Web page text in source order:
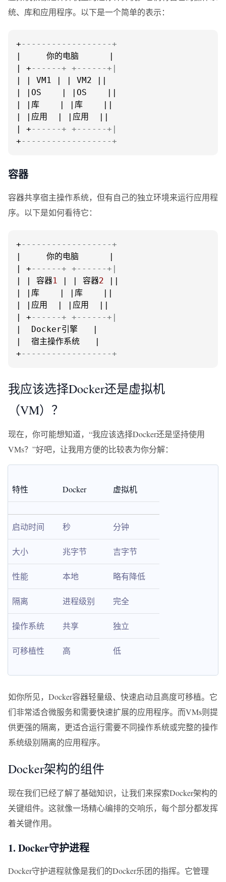
统、库和应用程序。以下是一个简单的表示：
+------------------+
|     你的电脑      |
| +------+ +------+|
| | VM1 | | VM2 ||
| |OS    | |OS    ||
| |库    | |库    ||
| |应用  | |应用  ||
| +------+ +------+|
+------------------+
容器
容器共享宿主操作系统，但有自己的独立环境来运行应用程
序。以下是如何看待它：
+------------------+
|     你的电脑      |
| +------+ +------+|
| | 容器1 | | 容器2 ||
| |库    | |库    ||
| |应用  | |应用  ||
| +------+ +------+|
|  Docker引擎   |
|  宿主操作系统   |
+------------------+
我应该选择Docker还是虚拟机
（VM）？
现在，你可能想知道，“我应该选择Docker还是坚持使用
VMs？”好吧，让我用方便的比较表为你分解：
特性 Docker 虚拟机
启动时间 秒 分钟
大小 兆字节 吉字节
性能 本地 略有降低
隔离 进程级别 完全
操作系统 共享 独立
可移植性 高 低
如你所见，Docker容器轻量级、快速启动且高度可移植。它
们非常适合微服务和需要快速扩展的应用程序。而VMs则提
供更强的隔离，更适合运行需要不同操作系统或完整的操作
系统级别隔离的应用程序。
Docker架构的组件
现在我们已经了解了基础知识，让我们来探索Docker架构的
关键组件。这就像一场精心编排的交响乐，每个部分都发挥
着关键作用。
1. Docker守护进程
Docker守护进程就像是我们的Docker乐团的指挥。它管理